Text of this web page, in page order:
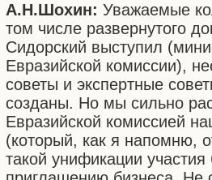
А.Н.Шохин:Уважаемые
том числе развернутого
Сидорский выступил
Евразийской комиссии),
советы и экспертные
созданы. Но мы сильно
Евразийской комиссией
(который, как я напомню,
такой унификации